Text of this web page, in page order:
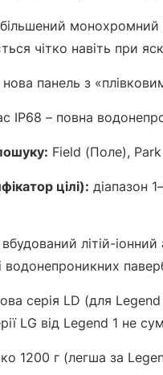
монохромний
чітко навіть при
нова панель з
IP68 – повна
Field (Поле),
цілі): діапазон
вбудований літій-
водонепроникних
серія LD (для
LG від Legend 1 не
1200 г (легша за